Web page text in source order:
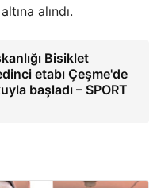
alındı.
Bisiklet
etabı Çeşme'de
başladı – SPORT